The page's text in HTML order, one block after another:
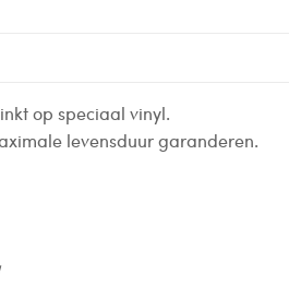
op speciaal vinyl.
levensduur garanderen.